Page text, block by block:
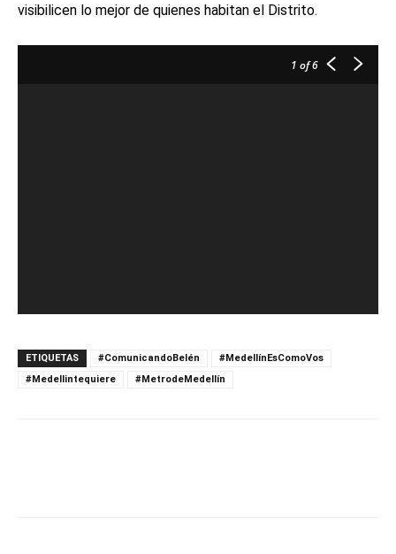
visibilicen lo mejor de quienes habitan el Distrito.
1 of 6
ETIQUETAS #ComunicandoBelén
#MedellínEsComoVos
#Medellintequiere
#MetrodeMedellín